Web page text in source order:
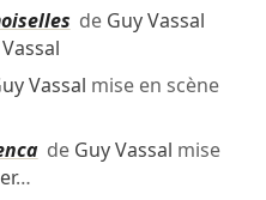
de Guy Vassal
Vassal mise en scène
de Guy Vassal mise
…